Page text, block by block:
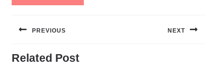
de
PREVIOUS
post:
NEXT
Related Post